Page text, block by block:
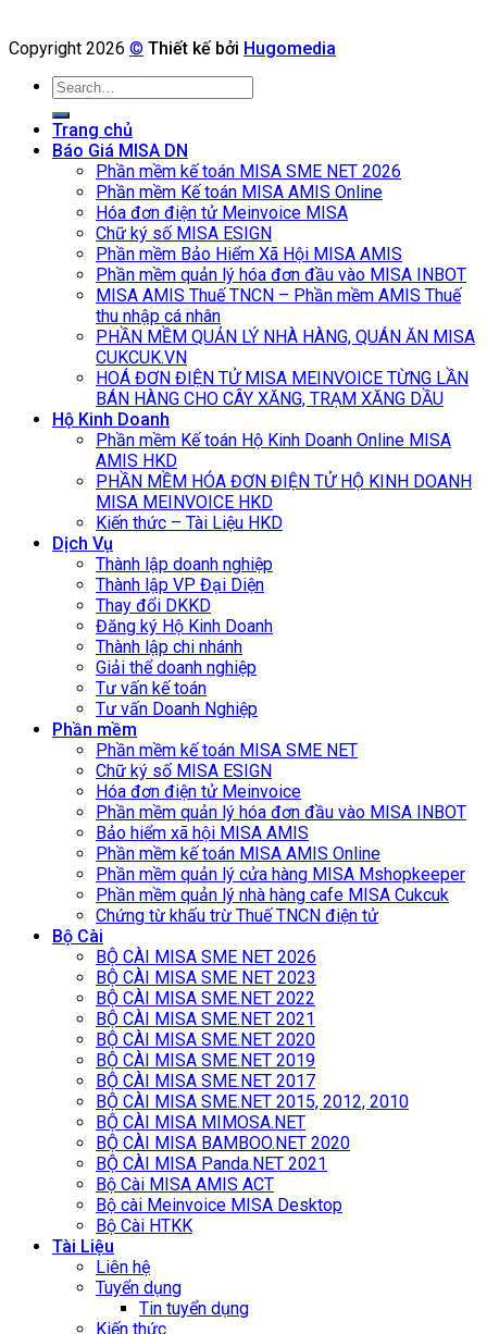
Copyright 2026 © Thiết kế bởi Hugomedia
Search
for:
Trang chủ
Báo Giá MISA DN
Phần mềm kế toán MISA SME NET 2026
Phần mềm Kế toán MISA AMIS Online
Hóa đơn điện tử Meinvoice MISA
Chữ ký số MISA ESIGN
Phần mềm Bảo Hiểm Xã Hội MISA AMIS
Phần mềm quản lý hóa đơn đầu vào MISA INBOT
MISA AMIS Thuế TNCN – Phần mềm AMIS Thuế
thu nhập cá nhân
PHẦN MỀM QUẢN LÝ NHÀ HÀNG, QUÁN ĂN MISA
CUKCUK.VN
HOÁ ĐƠN ĐIỆN TỬ MISA MEINVOICE TỪNG LẦN
BÁN HÀNG CHO CÂY XĂNG, TRẠM XĂNG DẦU
Hộ Kinh Doanh
Phần mềm Kế toán Hộ Kinh Doanh Online MISA
AMIS HKD
PHẦN MỀM HÓA ĐƠN ĐIỆN TỬ HỘ KINH DOANH
MISA MEINVOICE HKD
Kiến thức – Tài Liệu HKD
Dịch Vụ
Thành lập doanh nghiệp
Thành lập VP Đại Diện
Thay đổi DKKD
Đăng ký Hộ Kinh Doanh
Thành lập chi nhánh
Giải thể doanh nghiệp
Tư vấn kế toán
Tư vấn Doanh Nghiệp
Phần mềm
Phần mềm kế toán MISA SME NET
Chữ ký số MISA ESIGN
Hóa đơn điện tử Meinvoice
Phần mềm quản lý hóa đơn đầu vào MISA INBOT
Bảo hiểm xã hội MISA AMIS
Phần mềm kế toán MISA AMIS Online
Phần mềm quản lý cửa hàng MISA Mshopkeeper
Phần mềm quản lý nhà hàng cafe MISA Cukcuk
Chứng từ khấu trừ Thuế TNCN điện tử
Bộ Cài
BỘ CÀI MISA SME NET 2026
BỘ CÀI MISA SME NET 2023
BỘ CÀI MISA SME.NET 2022
BỘ CÀI MISA SME.NET 2021
BỘ CÀI MISA SME.NET 2020
BỘ CÀI MISA SME.NET 2019
BỘ CÀI MISA SME.NET 2017
BỘ CÀI MISA SME.NET 2015, 2012, 2010
BỘ CÀI MISA MIMOSA.NET
BỘ CÀI MISA BAMBOO.NET 2020
BỘ CÀI MISA Panda.NET 2021
Bộ Cài MISA AMIS ACT
Bộ cài Meinvoice MISA Desktop
Bộ Cài HTKK
Tài Liệu
Liên hệ
Tuyển dụng
Tin tuyển dụng
Kiến thức